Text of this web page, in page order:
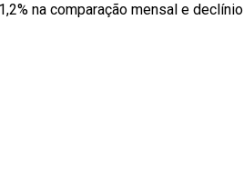
na comparação mensal e declínio